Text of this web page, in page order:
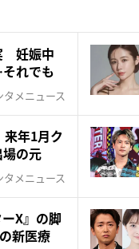
妊娠中
れでも
タメニュース
来年1月ク
の元
タメニュース
X』の脚
新医療